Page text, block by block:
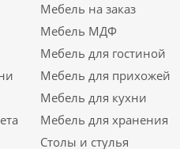
Мебель на заказ
Мебель МДФ
Мебель для гостиной
Мебель для прихожей
Мебель для кухни
Мебель для хранения
Столы и стулья